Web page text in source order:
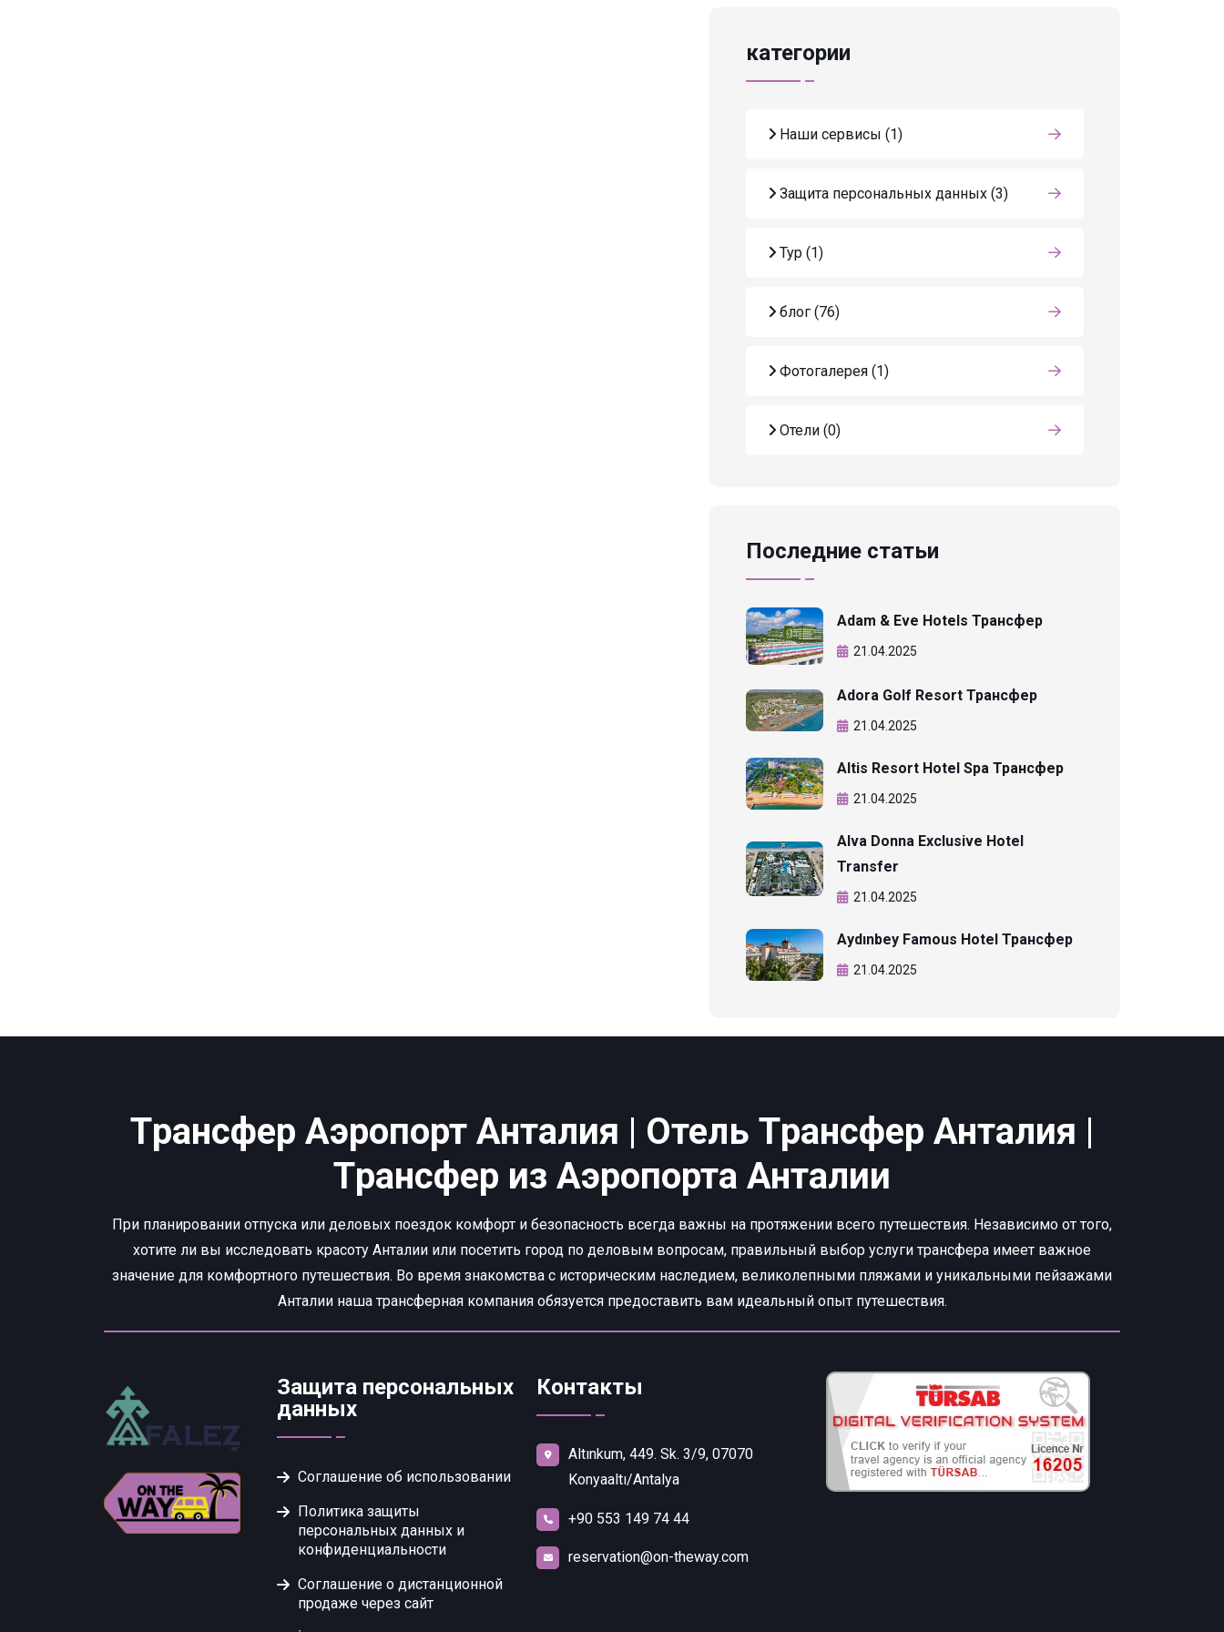
категории
Наши сервисы (1)
Защита персональных данных (3)
Тур (1)
блог (76)
Фотогалерея (1)
Oтели (0)
Последние статьи
Adam & Eve Hotels Трансфер
21.04.2025
Adora Golf Resort Трансфер
21.04.2025
Altis Resort Hotel Spa Трансфер
21.04.2025
Alva Donna Exclusive Hotel
Transfer
21.04.2025
Aydınbey Famous Hotel Трансфер
21.04.2025
Tрансфер Аэропорт Анталия | Отель Tрансфер Анталия |
Tрансфер из Аэропорта Анталии
При планировании отпуска или деловых поездок комфорт и безопасность всегда важны на протяжении всего путешествия. Независимо от того,
хотите ли вы исследовать красоту Анталии или посетить город по деловым вопросам, правильный выбор услуги трансфера имеет важное
значение для комфортного путешествия. Во время знакомства с историческим наследием, великолепными пляжами и уникальными пейзажами
Анталии наша трансферная компания обязуется предоставить вам идеальный опыт путешествия.
Защита персональных
данных
Соглашение об использовании
Политика защиты
персональных данных и
конфиденциальности
Соглашение о дистанционной
продаже через сайт
Контакты
Altınkum, 449. Sk. 3/9, 07070
Konyaaltı/Antalya
+90 553 149 74 44
reservation@on-theway.com